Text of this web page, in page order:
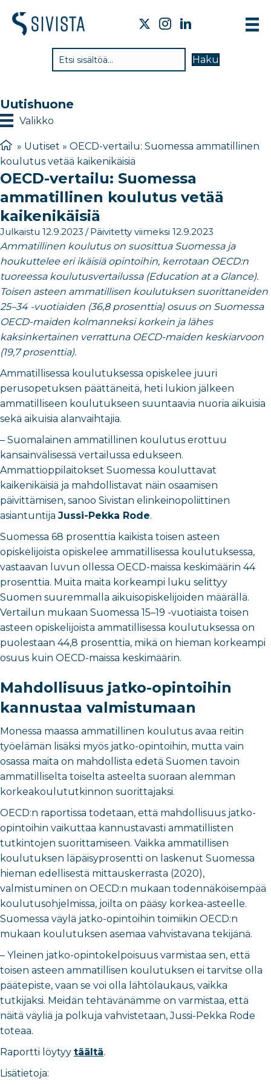
Haku
Uutishuone
Valikko
» Uutiset » OECD-vertailu: Suomessa ammatillinen
koulutus vetää kaikenikäisiä
OECD-vertailu: Suomessa
ammatillinen koulutus vetää
kaikenikäisiä
Julkaistu 12.9.2023 / Päivitetty viimeksi 12.9.2023
Ammatillinen koulutus on suosittua Suomessa ja
houkuttelee eri ikäisiä opintoihin, kerrotaan OECD:n
tuoreessa koulutusvertailussa (Education at a Glance).
Toisen asteen ammatillisen koulutuksen suorittaneiden
25–34 -vuotiaiden (36,8 prosenttia) osuus on Suomessa
OECD-maiden kolmanneksi korkein ja lähes
kaksinkertainen verrattuna OECD-maiden keskiarvoon
(19,7 prosenttia).
Ammatillisessa koulutuksessa opiskelee juuri
perusopetuksen päättäneitä, heti lukion jälkeen
ammatilliseen koulutukseen suuntaavia nuoria aikuisia
sekä aikuisia alanvaihtajia.
– Suomalainen ammatillinen koulutus erottuu
kansainvälisessä vertailussa edukseen.
Ammattioppilaitokset Suomessa kouluttavat
kaikenikäisiä ja mahdollistavat näin osaamisen
päivittämisen, sanoo Sivistan elinkeinopoliittinen
asiantuntija Jussi-Pekka Rode.
Suomessa 68 prosenttia kaikista toisen asteen
opiskelijoista opiskelee ammatillisessa koulutuksessa,
vastaavan luvun ollessa OECD-maissa keskimäärin 44
prosenttia. Muita maita korkeampi luku selittyy
Suomen suuremmalla aikuisopiskelijoiden määrällä.
Vertailun mukaan Suomessa 15–19 -vuotiaista toisen
asteen opiskelijoista ammatillisessa koulutuksessa on
puolestaan 44,8 prosenttia, mikä on hieman korkeampi
osuus kuin OECD-maissa keskimäärin.
Mahdollisuus jatko-opintoihin
kannustaa valmistumaan
Monessa maassa ammatillinen koulutus avaa reitin
työelämän lisäksi myös jatko-opintoihin, mutta vain
osassa maita on mahdollista edetä Suomen tavoin
ammatilliselta toiselta asteelta suoraan alemman
korkeakoulututkinnon suorittajaksi.
OECD:n raportissa todetaan, että mahdollisuus jatko-
opintoihin vaikuttaa kannustavasti ammatillisten
tutkintojen suorittamiseen. Vaikka ammatillisen
koulutuksen läpäisyprosentti on laskenut Suomessa
hieman edellisestä mittauskerrasta (2020),
valmistuminen on OECD:n mukaan todennäköisempää
koulutusohjelmissa, joilta on pääsy korkea-asteelle.
Suomessa väylä jatko-opintoihin toimiikin OECD:n
mukaan koulutuksen asemaa vahvistavana tekijänä.
– Yleinen jatko-opintokelpoisuus varmistaa sen, että
toisen asteen ammatillisen koulutuksen ei tarvitse olla
päätepiste, vaan se voi olla lähtölaukaus, vaikka
tutkijaksi. Meidän tehtävänämme on varmistaa, että
näitä väyliä ja polkuja vahvistetaan, Jussi-Pekka Rode
toteaa.
Raportti löytyy täältä.
Lisätietoja: